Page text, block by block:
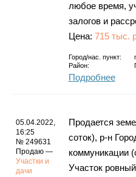
любое время,
залогов и
Цена: 715 тыс.
Город/нас. пункт: г.
Район:
Подробнее
05.04.2022,
16:25
№ 249631
Продаю —
Участки и
дачи
Продается
соток), р-н
коммуникации
Участок